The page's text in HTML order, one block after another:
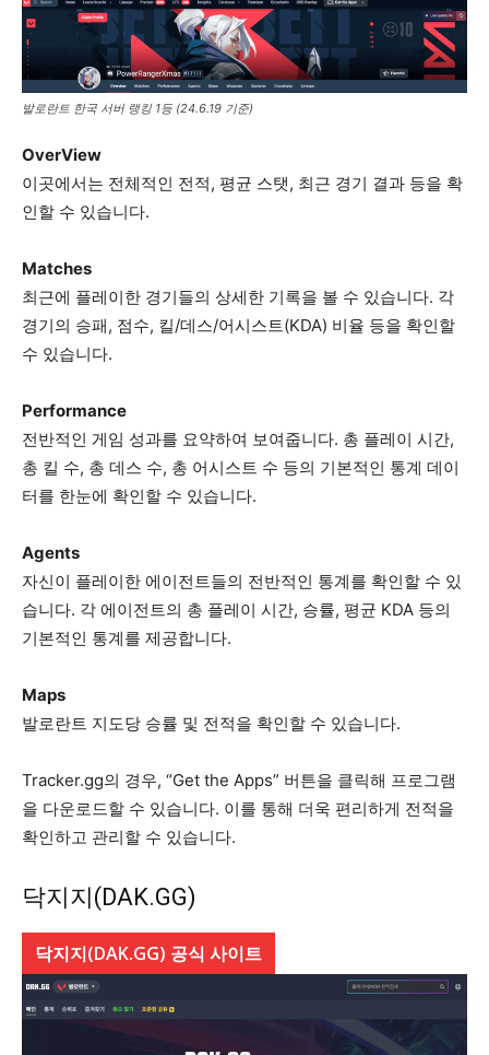
발로란트 한국 서버 랭킹 1등 (24.6.19 기준)
OverView
이곳에서는 전체적인 전적, 평균 스탯, 최근 경기 결과 등을 확
인할 수 있습니다.
Matches
최근에 플레이한 경기들의 상세한 기록을 볼 수 있습니다. 각
경기의 승패, 점수, 킬/데스/어시스트(KDA) 비율 등을 확인할
수 있습니다.
Performance
전반적인 게임 성과를 요약하여 보여줍니다. 총 플레이 시간,
총 킬 수, 총 데스 수, 총 어시스트 수 등의 기본적인 통계 데이
터를 한눈에 확인할 수 있습니다.
Agents
자신이 플레이한 에이전트들의 전반적인 통계를 확인할 수 있
습니다. 각 에이전트의 총 플레이 시간, 승률, 평균 KDA 등의
기본적인 통계를 제공합니다.
Maps
발로란트 지도당 승률 및 전적을 확인할 수 있습니다.
Tracker.gg의 경우, “Get the Apps” 버튼을 클릭해 프로그램
을 다운로드할 수 있습니다. 이를 통해 더욱 편리하게 전적을
확인하고 관리할 수 있습니다.
닥지지(DAK.GG)
닥지지(DAK.GG) 공식 사이트